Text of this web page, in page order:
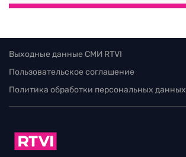
Выходные данные СМИ RTVI
Пользовательское соглашение
Политика обработки персональных данных